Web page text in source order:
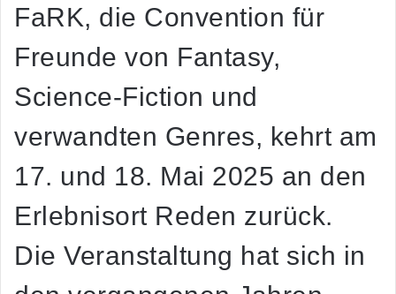
FaRK, die Convention für
Freunde von Fantasy,
Science-Fiction und
verwandten Genres, kehrt am
17. und 18. Mai 2025 an den
Erlebnisort Reden zurück.
Die Veranstaltung hat sich in